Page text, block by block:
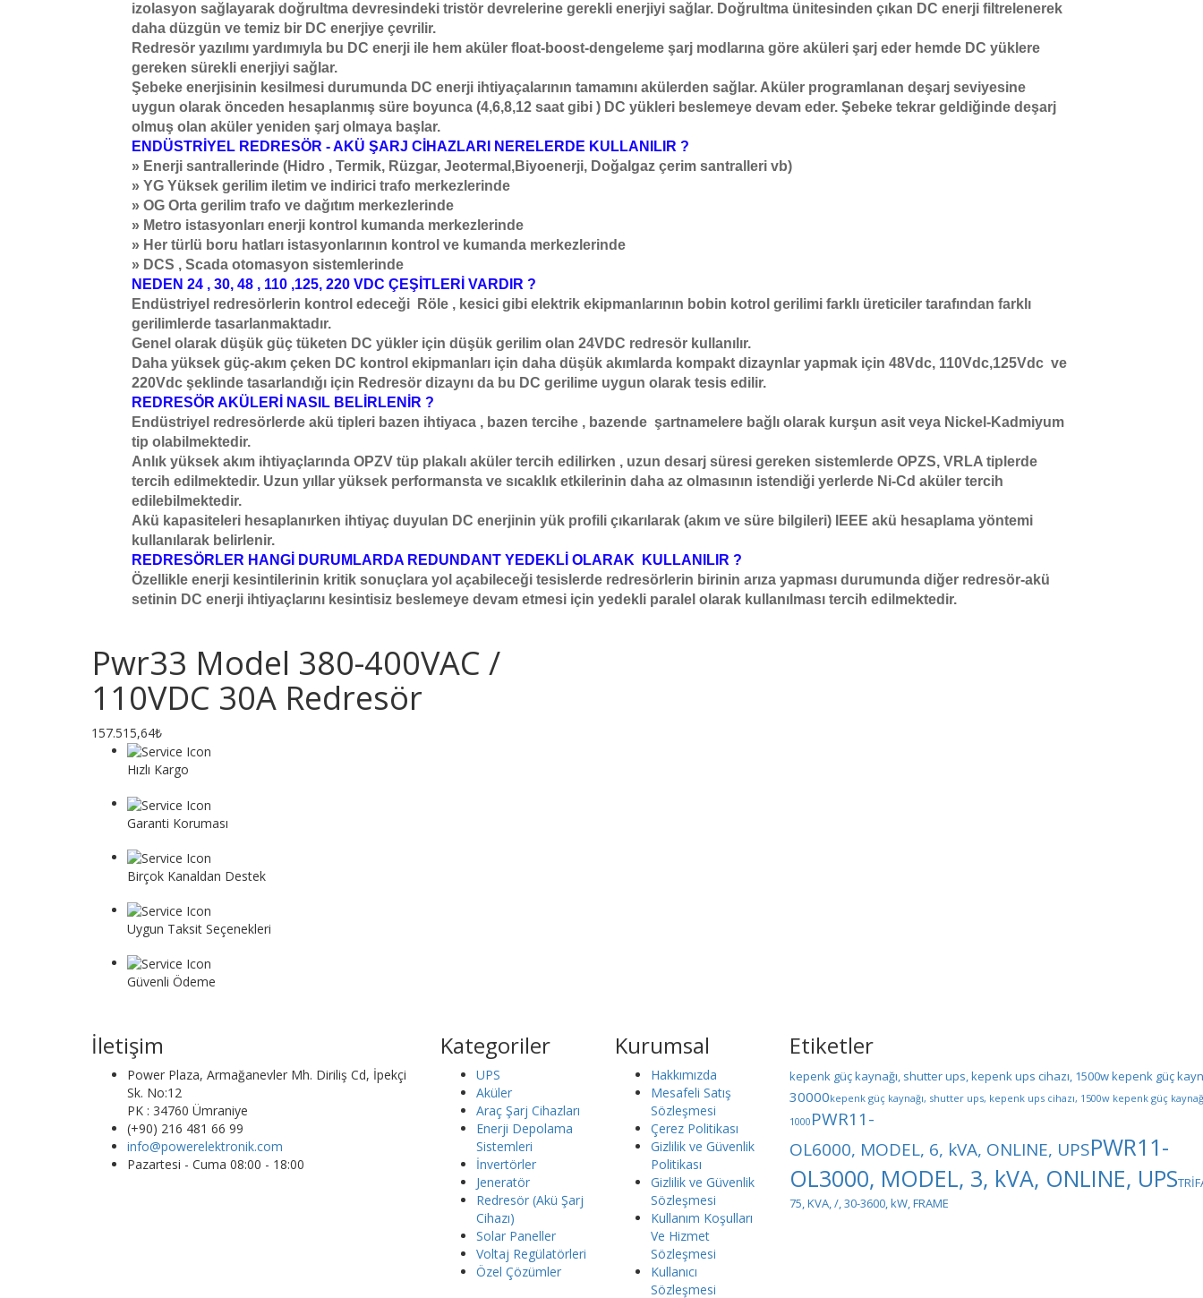
izolasyon sağlayarak doğrultma devresindeki tristör devrelerine gerekli enerjiyi sağlar. Doğrultma ünitesinden çıkan DC enerji filtrelenerek
daha düzgün ve temiz bir DC enerjiye çevrilir.
Redresör yazılımı yardımıyla bu DC enerji ile hem aküler float-boost-dengeleme şarj modlarına göre aküleri şarj eder hemde DC yüklere
gereken sürekli enerjiyi sağlar.
Şebeke enerjisinin kesilmesi durumunda DC enerji ihtiyaçalarının tamamını akülerden sağlar. Aküler programlanan deşarj seviyesine
uygun olarak önceden hesaplanmış süre boyunca (4,6,8,12 saat gibi ) DC yükleri beslemeye devam eder. Şebeke tekrar geldiğinde deşarj
olmuş olan aküler yeniden şarj olmaya başlar.
ENDÜSTRİYEL REDRESÖR - AKÜ ŞARJ CİHAZLARI NERELERDE KULLANILIR ?
» Enerji santrallerinde (Hidro , Termik, Rüzgar, Jeotermal,Biyoenerji, Doğalgaz çerim santralleri vb)
» YG Yüksek gerilim iletim ve indirici trafo merkezlerinde
» OG Orta gerilim trafo ve dağıtım merkezlerinde
» Metro istasyonları enerji kontrol kumanda merkezlerinde
» Her türlü boru hatları istasyonlarının kontrol ve kumanda merkezlerinde
» DCS , Scada otomasyon sistemlerinde
NEDEN 24 , 30, 48 , 110 ,125, 220 VDC ÇEŞİTLERİ VARDIR ?
Endüstriyel redresörlerin kontrol edeceği Röle , kesici gibi elektrik ekipmanlarının bobin kotrol gerilimi farklı üreticiler tarafından farklı
gerilimlerde tasarlanmaktadır.
Genel olarak düşük güç tüketen DC yükler için düşük gerilim olan 24VDC redresör kullanılır.
Daha yüksek güç-akım çeken DC kontrol ekipmanları için daha düşük akımlarda kompakt dizaynlar yapmak için 48Vdc, 110Vdc,125Vdc ve
220Vdc şeklinde tasarlandığı için Redresör dizaynı da bu DC gerilime uygun olarak tesis edilir.
REDRESÖR AKÜLERİ NASIL BELİRLENİR ?
Endüstriyel redresörlerde akü tipleri bazen ihtiyaca , bazen tercihe , bazende şartnamelere bağlı olarak kurşun asit veya Nickel-Kadmiyum
tip olabilmektedir.
Anlık yüksek akım ihtiyaçlarında OPZV tüp plakalı aküler tercih edilirken , uzun desarj süresi gereken sistemlerde OPZS, VRLA tiplerde
tercih edilmektedir. Uzun yıllar yüksek performansta ve sıcaklık etkilerinin daha az olmasının istendiği yerlerde Ni-Cd aküler tercih
edilebilmektedir.
Akü kapasiteleri hesaplanırken ihtiyaç duyulan DC enerjinin yük profili çıkarılarak (akım ve süre bilgileri) IEEE akü hesaplama yöntemi
kullanılarak belirlenir.
REDRESÖRLER HANGİ DURUMLARDA REDUNDANT YEDEKLİ OLARAK KULLANILIR ?
Özellikle enerji kesintilerinin kritik sonuçlara yol açabileceği tesislerde redresörlerin birinin arıza yapması durumunda diğer redresör-akü
setinin DC enerji ihtiyaçlarını kesintisiz beslemeye devam etmesi için yedekli paralel olarak kullanılması tercih edilmektedir.
Pwr33 Model 380-400VAC /
110VDC 30A Redresör
157.515,64₺
Hızlı Kargo
Garanti Koruması
Birçok Kanaldan Destek
Uygun Taksit Seçenekleri
Güvenli Ödeme
İletişim
Power Plaza, Armağanevler Mh. Diriliş Cd, İpekçi
Sk. No:12
PK : 34760 Ümraniye
(+90) 216 481 66 99
info@powerelektronik.com
Pazartesi - Cuma 08:00 - 18:00
Kategoriler
UPS
Aküler
Araç Şarj Cihazları
Enerji Depolama
Sistemleri
İnvertörler
Jeneratör
Redresör (Akü Şarj
Cihazı)
Solar Paneller
Voltaj Regülatörleri
Özel Çözümler
Kurumsal
Hakkımızda
Mesafeli Satış
Sözleşmesi
Çerez Politikası
Gizlilik ve Güvenlik
Politikası
Gizlilik ve Güvenlik
Sözleşmesi
Kullanım Koşulları
Ve Hizmet
Sözleşmesi
Kullanıcı
Sözleşmesi
Etiketler
kepenk güç kaynağı, shutter ups, kepenk ups cihazı, 1500w kepenk güç
30000kepenk güç kaynağı, shutter ups, kepenk ups cihazı, 1500w kepenk güç
1000 PWR11-
OL6000, MODEL, 6, kVA, ONLINE, UPSPWR11-
OL3000, MODEL, 3, kVA, ONLINE, UPS
75, KVA, /, 30-3600, kW, FRAME